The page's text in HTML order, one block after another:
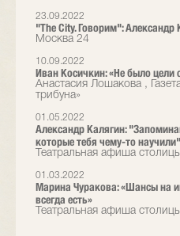
23.09.2022
"The City. Говорим": Александр
Москва 24
10.09.2022
Иван Косичкин: «Не было цели
Анастасия Лошакова ,
трибуна»
01.05.2022
Александр Калягин:
которые тебя чему-то научили"
Театральная афиша
01.03.2022
Марина Чуракова: «Шансы на
всегда есть»
Театральная афиша